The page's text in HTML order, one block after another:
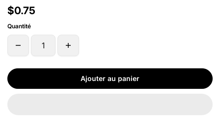
$0.75
Quantité
Ajouter au panier